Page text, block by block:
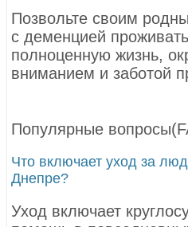
Позвольте своим
с деменцией
полноценную жизнь,
вниманием и заботой
Популярные
Что включает уход за
Днепре?
Уход включает